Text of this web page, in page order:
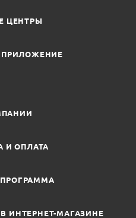
ЦЕНТРЫ
И ОПЛАТА
ИНТЕРНЕТ-МАГАЗИНЕ